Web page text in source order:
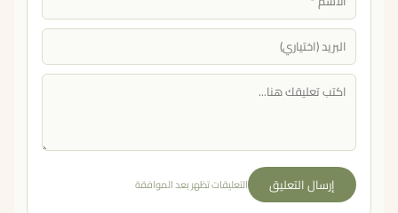
إرسال التعليق التعليقات تظهر بعد الموافقة